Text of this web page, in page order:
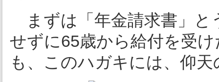
まずは「年金請求書」と
せずに65歳から給付を受
も、このハガキには、仰